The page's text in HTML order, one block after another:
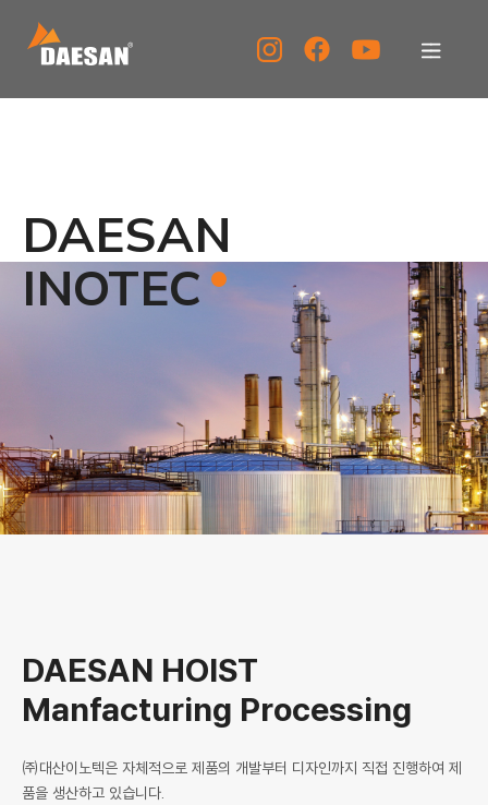
자료실
고객센터
KOR ENG CHN
DAESAN
INOTEC
DAESAN HOIST
Manfacturing Processing
㈜대산이노텍은 자체적으로 제품의 개발부터 디자인까지 직접 진행하여 제
품을 생산하고 있습니다.